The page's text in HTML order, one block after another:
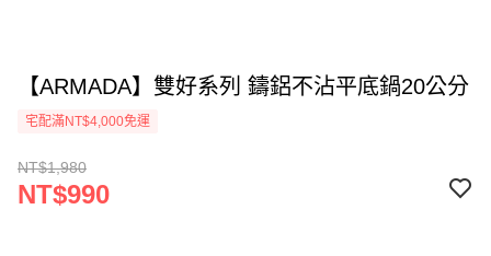
【ARMADA】雙好系列 鑄鋁不沾平底鍋20公分
宅配滿NT$4,000免運
NT$1,980
NT$990